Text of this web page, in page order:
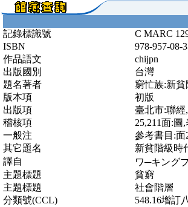
記錄標識號
C MARC
ISBN
978-957-08-
作品語文
chijpn
出版國別
台灣
題名著者
窮忙族:新
版本項
初版
出版項
臺北市:聯經
稽核項
25,211面:圖
一般注
參考書目:面
其它題名
新貧階級時
譯自
ワ─キング
主題標題
貧窮
主題標題
社會階層
分類號(CCL)
548.16增訂